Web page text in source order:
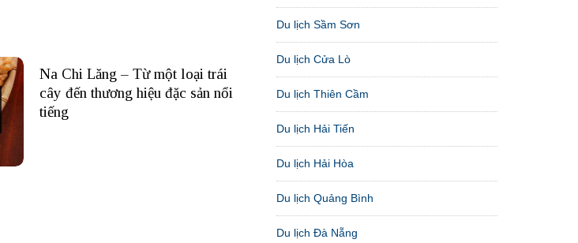
Na Chi Lăng – Từ một loại trái
cây đến thương hiệu đặc sản nổi
tiếng
Du lịch Sầm Sơn
Du lịch Cửa Lò
Du lịch Thiên Cầm
Du lịch Hải Tiến
Du lịch Hải Hòa
Du lịch Quảng Bình
Du lịch Đà Nẵng